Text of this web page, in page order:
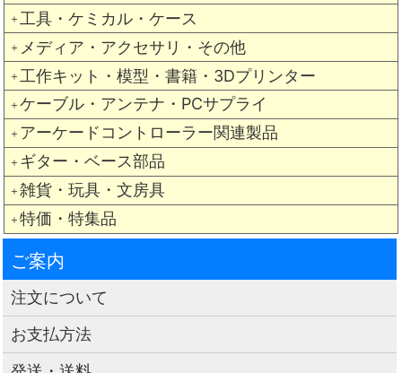
＋ 工具・ケミカル・ケース
＋ メディア・アクセサリ・その他
＋ 工作キット・模型・書籍・3Dプリンター
＋ ケーブル・アンテナ・PCサプライ
＋ アーケードコントローラー関連製品
＋ ギター・ベース部品
＋ 雑貨・玩具・文房具
＋ 特価・特集品
ご案内
注文について
お支払方法